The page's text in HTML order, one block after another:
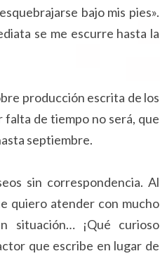
bajo mis pies».
se me escurre hasta la
producción escrita de los
falta de tiempo no será, que
septiembre.
sin correspondencia. Al
quiero atender con mucho
situación… ¡Qué curioso
que escribe en lugar de